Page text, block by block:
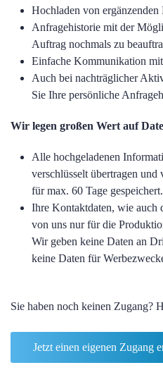
Hochladen von
Anfragehistorie mit der
Auftrag nochmals zu
Einfache Kommunikation
Auch bei nachträglicher
Sie Ihre persönliche
Wir legen großen Wert auf
Alle hochgeladenen
verschlüsselt übertragen
für max. 60 Tage gespeichert.
Ihre Kontaktdaten, wie auch
von uns nur für die
Wir geben keine Daten an
keine Daten für
Sie haben noch keinen Zugang?
Jetzt einen eigenen Zugang